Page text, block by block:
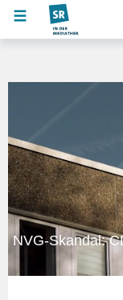
NVG-Skandal: